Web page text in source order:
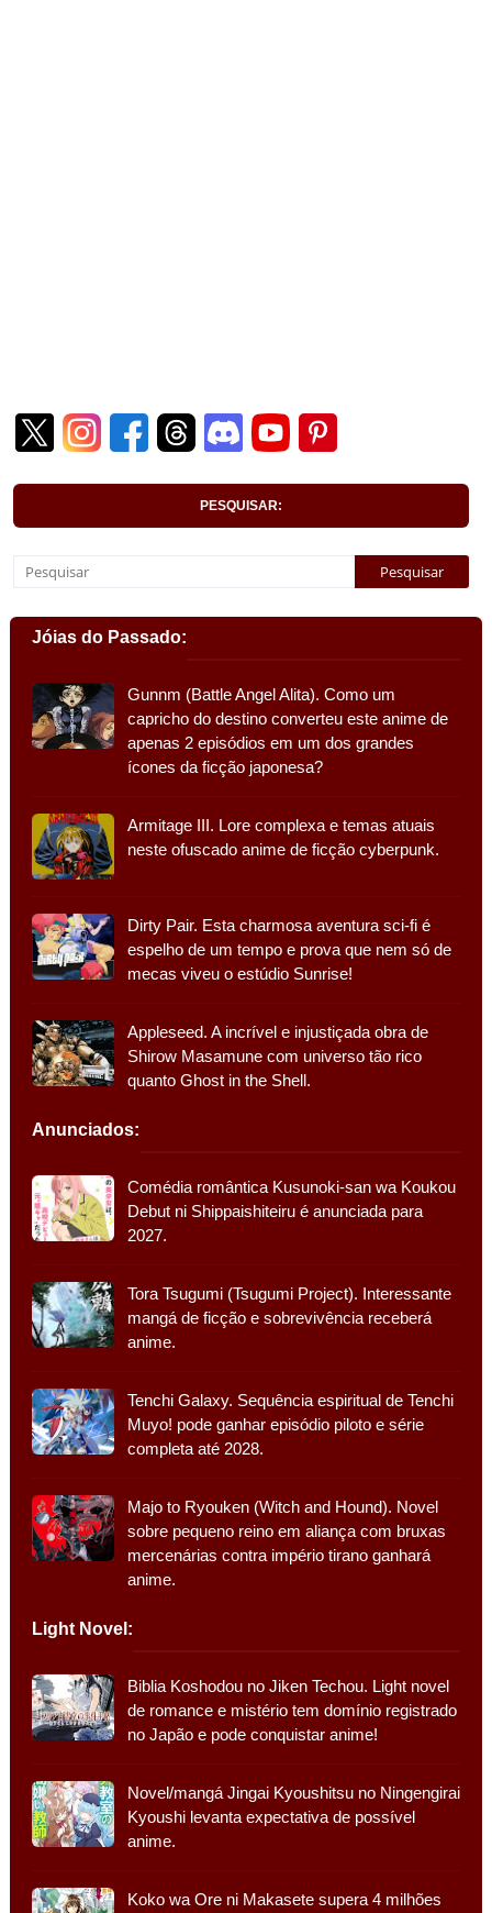
PESQUISAR:
Jóias do Passado:
Gunnm (Battle Angel Alita). Como um
capricho do destino converteu este anime de
apenas 2 episódios em um dos grandes
ícones da ficção japonesa?
Armitage III. Lore complexa e temas atuais
neste ofuscado anime de ficção cyberpunk.
Dirty Pair. Esta charmosa aventura sci-fi é
espelho de um tempo e prova que nem só de
mecas viveu o estúdio Sunrise!
Appleseed. A incrível e injustiçada obra de
Shirow Masamune com universo tão rico
quanto Ghost in the Shell.
Anunciados:
Comédia romântica Kusunoki-san wa Koukou
Debut ni Shippaishiteiru é anunciada para
2027.
Tora Tsugumi (Tsugumi Project). Interessante
mangá de ficção e sobrevivência receberá
anime.
Tenchi Galaxy. Sequência espiritual de Tenchi
Muyo! pode ganhar episódio piloto e série
completa até 2028.
Majo to Ryouken (Witch and Hound). Novel
sobre pequeno reino em aliança com bruxas
mercenárias contra império tirano ganhará
anime.
Light Novel:
Biblia Koshodou no Jiken Techou. Light novel
de romance e mistério tem domínio registrado
no Japão e pode conquistar anime!
Novel/mangá Jingai Kyoushitsu no Ningengirai
Kyoushi levanta expectativa de possível
anime.
Koko wa Ore ni Makasete supera 4 milhões